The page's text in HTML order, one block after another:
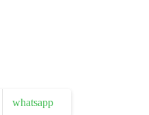
whatsapp